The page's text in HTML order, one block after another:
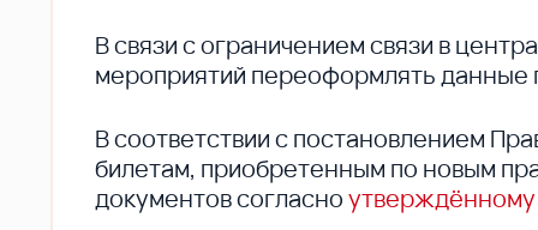
В cвязи с ограничением связи в
мероприятий переоформлять данные
В соответствии с постановлением
билетам, приобретенным по новым
документов согласно